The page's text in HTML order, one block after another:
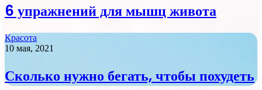
6 упражнений для мышц живота
Красота
10 мая, 2021
Сколько нужно бегать, чтобы похудеть